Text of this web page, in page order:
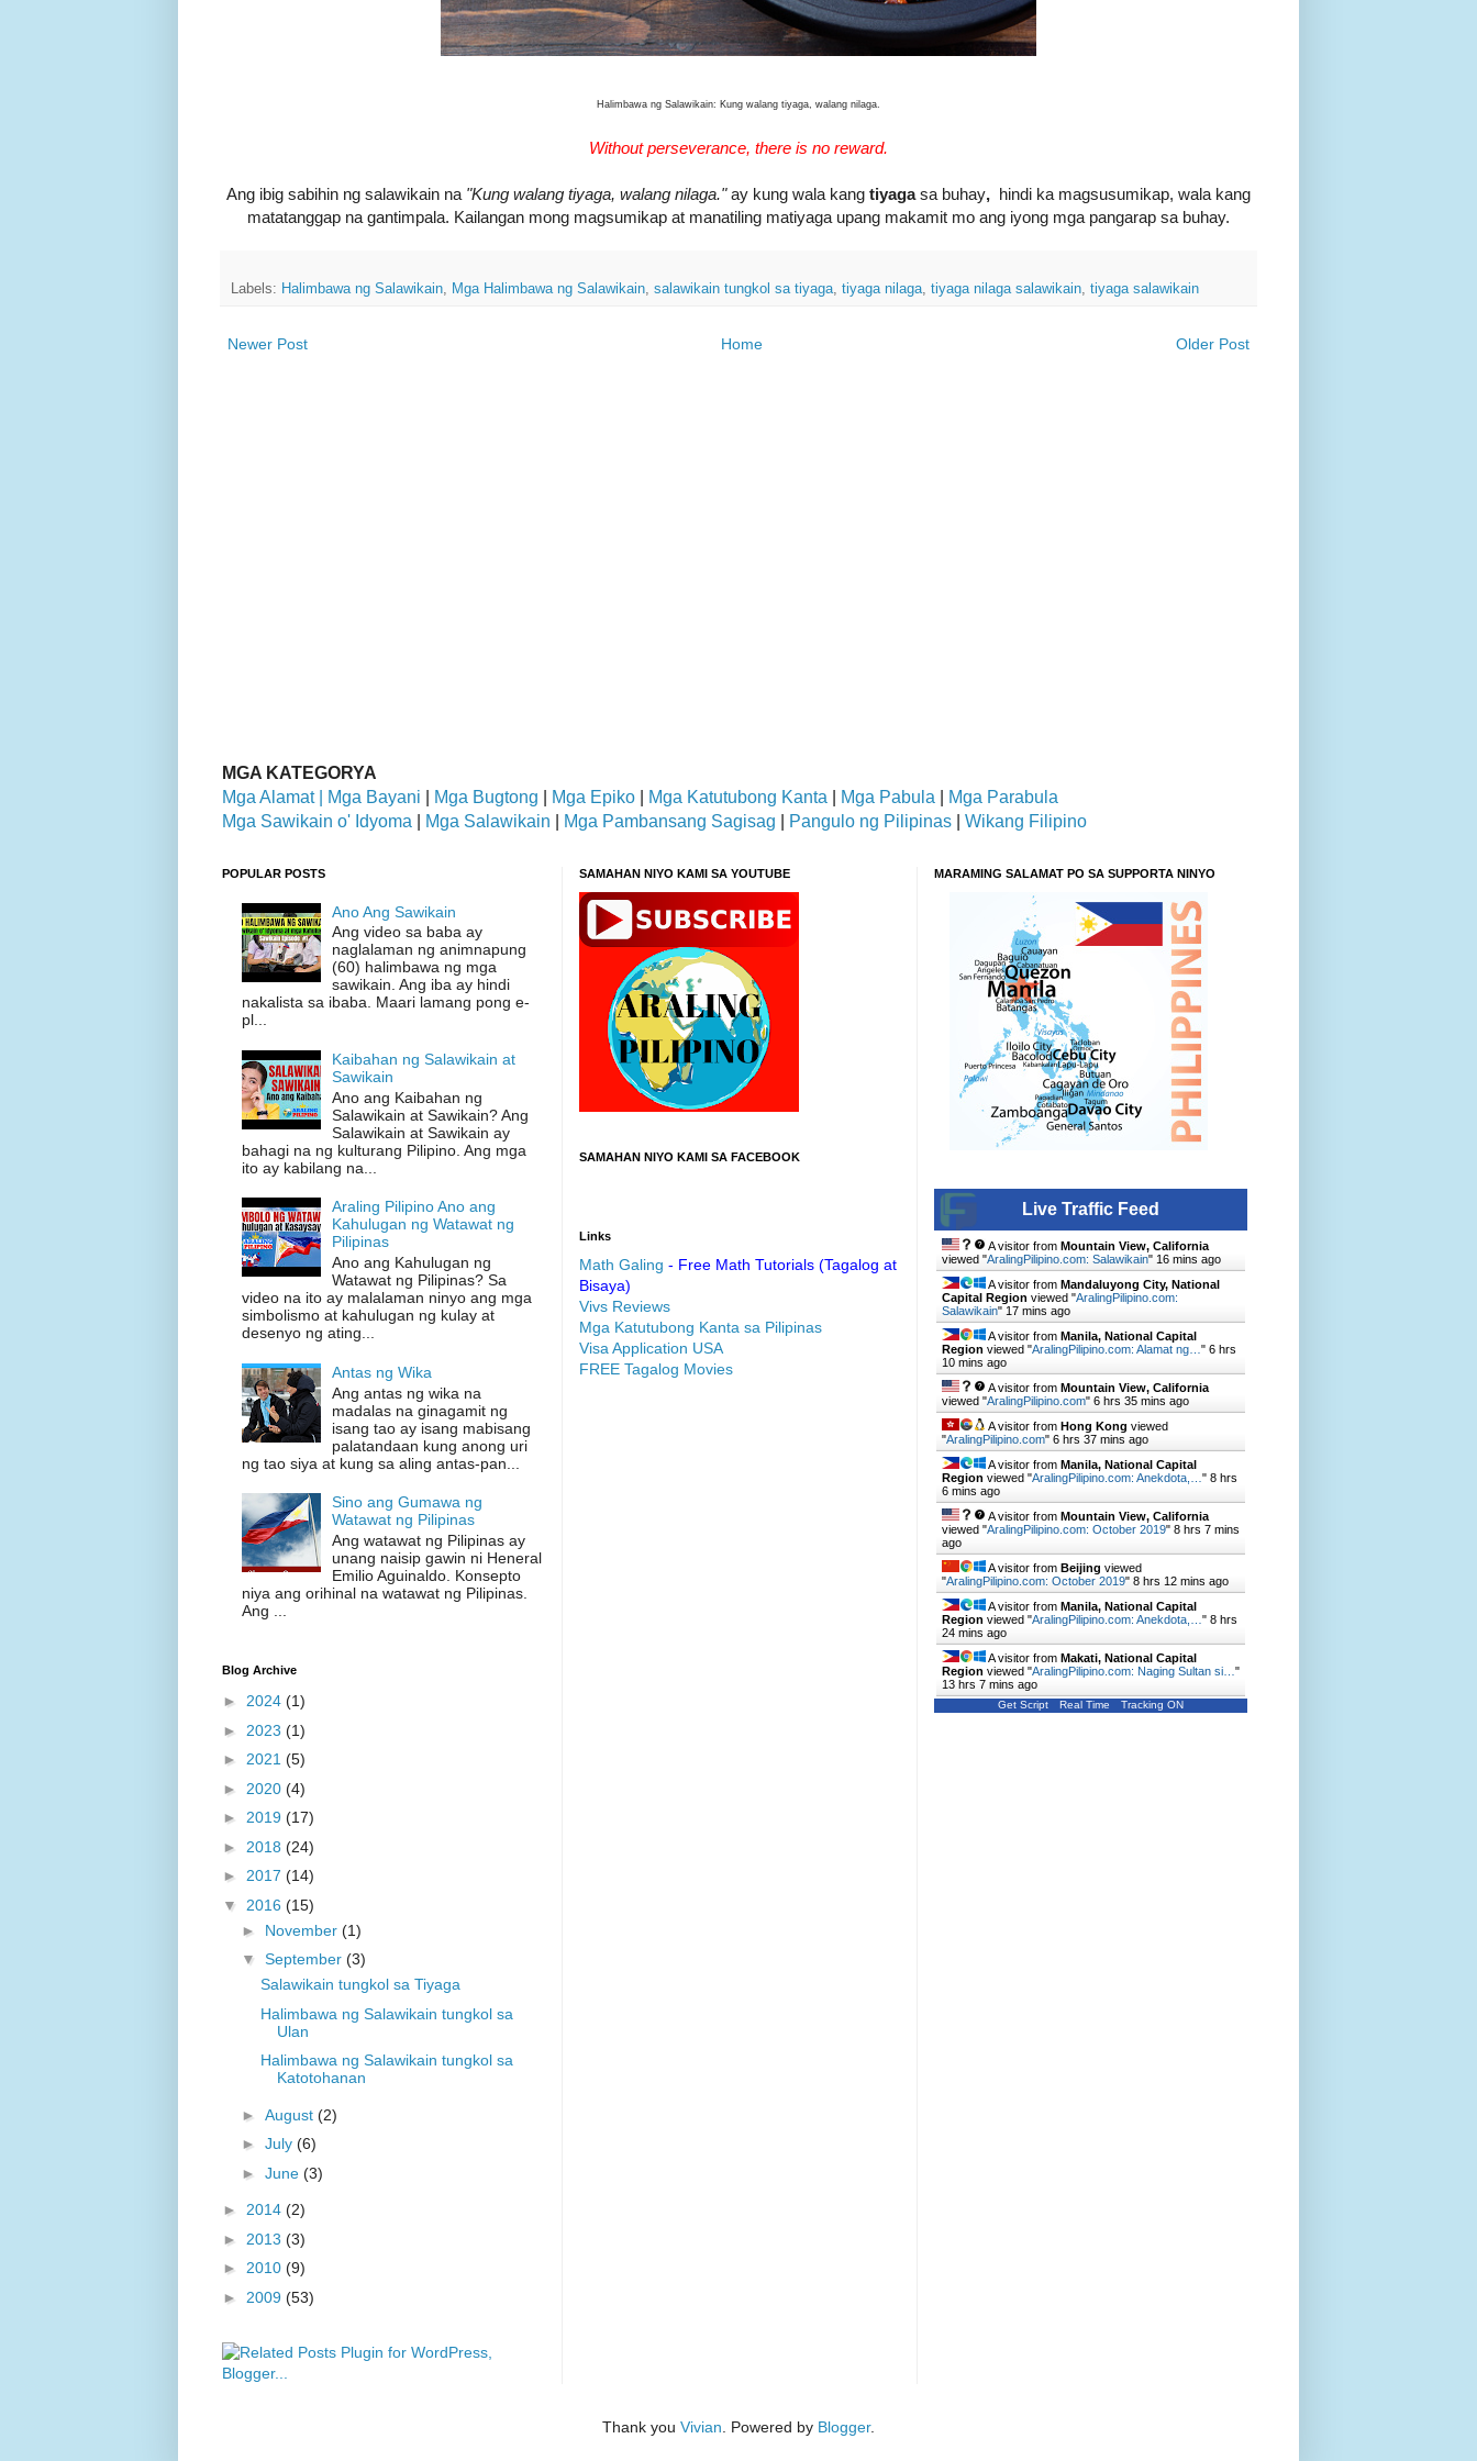
Halimbawa ng Salawikain: Kung walang tiyaga, walang nilaga.
Without perseverance, there is no reward.
Ang ibig sabihin ng salawikain na "Kung walang tiyaga, walang nilaga." ay kung wala kang tiyagasa buhay, hindi ka magsusumikap, wala kang
matatanggap na gantimpala. Kailangan mong magsumikap at manatiling matiyaga upang makamit mo ang iyong mga pangarap sa buhay.
Labels: Halimbawa ng Salawikain, Mga Halimbawa ng Salawikain, salawikain tungkol sa tiyaga, tiyaga nilaga, tiyaga nilaga salawikain, tiyaga salawikain
Newer Post Older Post
Home
MGA KATEGORYA
Mga Alamat |
Mga Bayani Mga Bugtong Mga Epiko Mga Katutubong Kanta Mga Pabula
Mga Parabula
Mga Sawikain o' Idyoma
Mga Salawikain Mga Pambansang Sagisag Pangulo ng Pilipinas Wikang Filipino
POPULAR POSTS
Ano Ang Sawikain
Ang video sa baba ay
naglalaman ng animnapung
(60) halimbawa ng mga
sawikain. Ang iba ay hindi
nakalista sa ibaba. Maari lamang pong e-
pl...
Kaibahan ng Salawikain at
Sawikain
Ano ang Kaibahan ng
Salawikain at Sawikain? Ang
Salawikain at Sawikain ay
bahagi na ng kulturang Pilipino. Ang mga
ito ay kabilang na...
Araling Pilipino Ano ang
Kahulugan ng Watawat ng
Pilipinas
Ano ang Kahulugan ng
Watawat ng Pilipinas? Sa
video na ito ay malalaman ninyo ang mga
simbolismo at kahulugan ng kulay at
desenyo ng ating...
Antas ng Wika
Ang antas ng wika na
madalas na ginagamit ng
isang tao ay isang mabisang
palatandaan kung anong uri
ng tao siya at kung sa aling antas-pan...
Sino ang Gumawa ng
Watawat ng Pilipinas
Ang watawat ng Pilipinas ay
unang naisip gawin ni Heneral
Emilio Aguinaldo. Konsepto
niya ang orihinal na watawat ng Pilipinas.
Ang ...
Blog Archive
► 2024 (1)
► 2023 (1)
► 2021 (5)
► 2020 (4)
► 2019 (17)
► 2018 (24)
► 2017 (14)
▼ 2016 (15)
► November (1)
▼ September (3)
Salawikain tungkol sa Tiyaga
Halimbawa ng Salawikain tungkol sa
Ulan
Halimbawa ng Salawikain tungkol sa
Katotohanan
► August (2)
► July (6)
► June (3)
► 2014 (2)
► 2013 (3)
► 2010 (9)
► 2009 (53)
SAMAHAN NIYO KAMI SA YOUTUBE
SAMAHAN NIYO KAMI SA FACEBOOK
Links
Math Galing - Free Math Tutorials (Tagalog at
Bisaya)
Vivs Reviews
Mga Katutubong Kanta sa Pilipinas
Visa Application USA
FREE Tagalog Movies
MARAMING SALAMAT PO SA SUPPORTA NINYO
Live Traffic Feed
A visitor from Mountain View, California
viewed "AralingPilipino.com: Salawikain" 16 mins ago
A visitor from Mandaluyong City, National
Capital Region viewed "AralingPilipino.com:
Salawikain" 17 mins ago
A visitor from Manila, National Capital
Region viewed "AralingPilipino.com: Alamat ng… " 6 hrs
10 mins ago
A visitor from Mountain View, California
viewed "AralingPilipino.com" 6 hrs 35 mins ago
A visitor from Hong Kong viewed
"AralingPilipino.com" 6 hrs 37 mins ago
A visitor from Manila, National Capital
Region viewed "AralingPilipino.com: Anekdota,… " 8 hrs
6 mins ago
A visitor from Mountain View, California
viewed "AralingPilipino.com: October 2019" 8 hrs 7 mins
ago
A visitor from Beijing viewed
"AralingPilipino.com: October 2019" 8 hrs 12 mins ago
A visitor from Manila, National Capital
Region viewed "AralingPilipino.com: Anekdota,… " 8 hrs
24 mins ago
A visitor from Makati, National Capital
Region viewed "AralingPilipino.com: Naging Sultan si… "
13 hrs 7 mins ago
Get Script Real Time Tracking ON
Thank you Vivian . Powered by Blogger.